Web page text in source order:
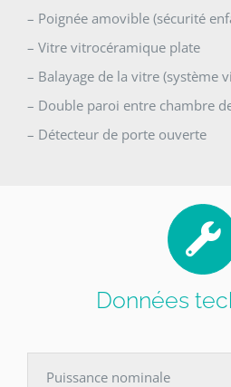
– Poignée amovible (sécurité
– Vitre vitrocéramique plate
– Balayage de la vitre (système
– Double paroi entre chambre
– Détecteur de porte ouverte
Données
Puissance nominale